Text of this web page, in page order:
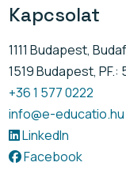
Kapcsolat
1111 Budapest,
1519 Budapest, PF.:
+36 1 577 0222
info@e-educatio.hu
LinkedIn
Facebook